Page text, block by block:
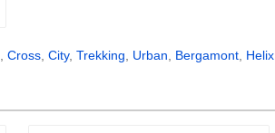
Cross City, Trekking Urban Bergamont Helix